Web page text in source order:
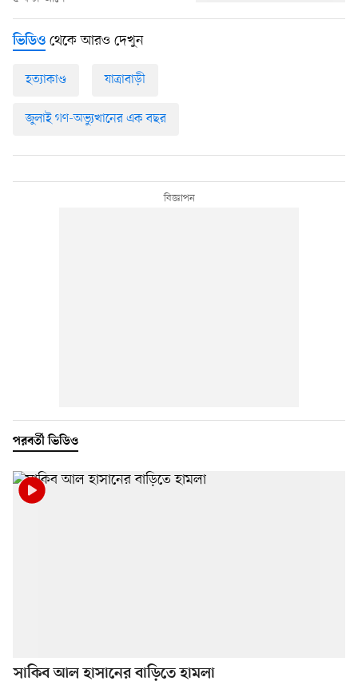
ভিডিও থেকে আরও দেখুন
হত্যাকাণ্ড যাত্রাবাড়ী
জুলাই গণ-অভ্যুত্থানের এক বছর
পরবর্তী ভিডিও
সাকিব আল হাসানের বাড়িতে হামলা